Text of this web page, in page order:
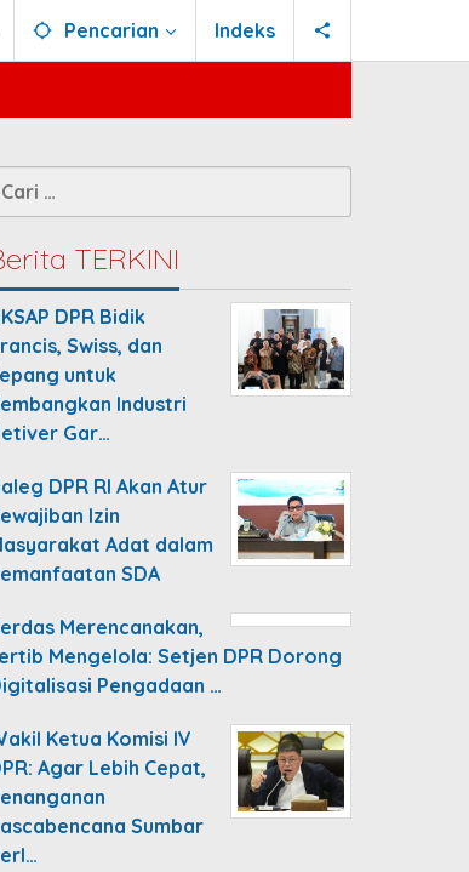
Pencarian Indeks
Cari
TERKINI
DPR Bidik
Swiss, dan
untuk
Industri
Gar…
DPR RI Akan Atur
Izin
Adat dalam
SDA
Merencanakan,
Mengelola: Setjen DPR Dorong
Pengadaan …
Ketua Komisi IV
Agar Lebih Cepat,
Sumbar